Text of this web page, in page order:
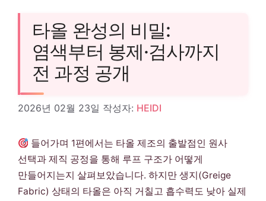
타올 완성의 비밀:
염색부터 봉제·검사까지
전 과정 공개
2026년 02월 23일 작성자: HEIDI
들어가며 1편에서는 타올 제조의 출발점인 원사
선택과 제직 공정을 통해 루프 구조가 어떻게
만들어지는지 살펴보았습니다. 하지만 생지(Greige
Fabric) 상태의 타올은 아직 거칠고 흡수력도 낮아 실제